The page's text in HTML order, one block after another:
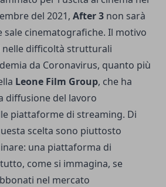
del 2021, After 3 non sarà
cinematografiche. Il motivo
nelle difficoltà strutturali
da Coronavirus, quanto più
Leone Film Group, che ha
diffusione del lavoro
piattaforme di streaming. Di
scelta sono piuttosto
una piattaforma di
come si immagina, se
nel mercato